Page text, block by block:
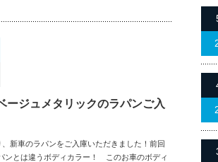
ージュメタリックのラパンご入
新車のラパンをご入庫いただきました！前回
ンとは違うボディカラー！ このお車のボディ